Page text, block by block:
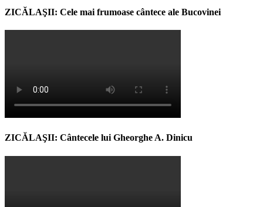
ZICĂLAŞII: Cele mai frumoase cântece ale Bucovinei
ZICĂLAŞII: Cântecele lui Gheorghe A. Dinicu